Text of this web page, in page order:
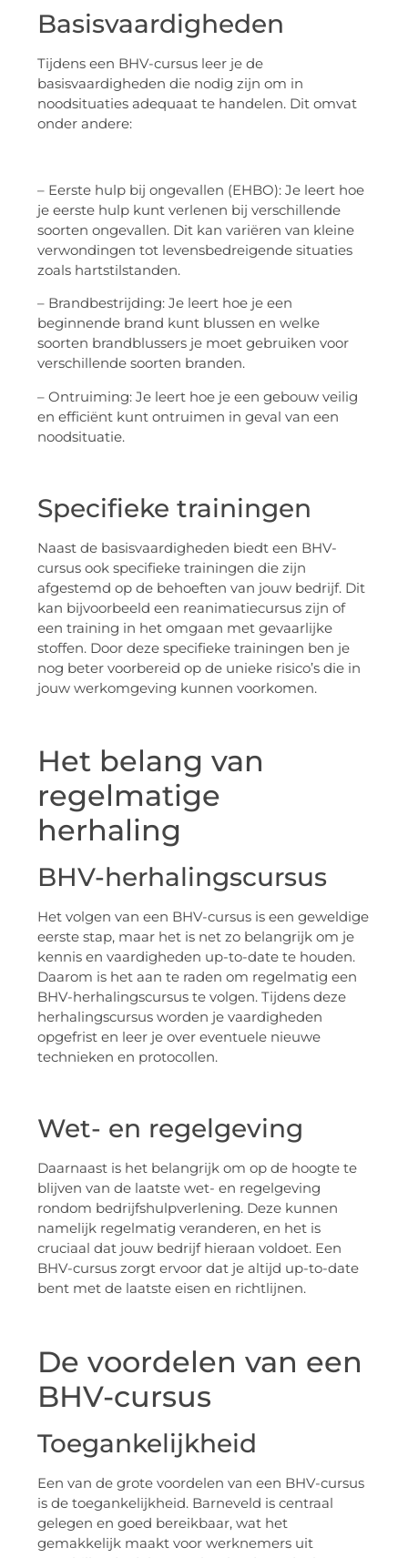
Basisvaardigheden
Tijdens een BHV-cursus leer je de
basisvaardigheden die nodig zijn om in
noodsituaties adequaat te handelen. Dit omvat
onder andere:
– Eerste hulp bij ongevallen (EHBO): Je leert hoe
je eerste hulp kunt verlenen bij verschillende
soorten ongevallen. Dit kan variëren van kleine
verwondingen tot levensbedreigende situaties
zoals hartstilstanden.
– Brandbestrijding: Je leert hoe je een
beginnende brand kunt blussen en welke
soorten brandblussers je moet gebruiken voor
verschillende soorten branden.
– Ontruiming: Je leert hoe je een gebouw veilig
en efficiënt kunt ontruimen in geval van een
noodsituatie.
Specifieke trainingen
Naast de basisvaardigheden biedt een BHV-
cursus ook specifieke trainingen die zijn
afgestemd op de behoeften van jouw bedrijf. Dit
kan bijvoorbeeld een reanimatiecursus zijn of
een training in het omgaan met gevaarlijke
stoffen. Door deze specifieke trainingen ben je
nog beter voorbereid op de unieke risico’s die in
jouw werkomgeving kunnen voorkomen.
Het belang van
regelmatige
herhaling
BHV-herhalingscursus
Het volgen van een BHV-cursus is een geweldige
eerste stap, maar het is net zo belangrijk om je
kennis en vaardigheden up-to-date te houden.
Daarom is het aan te raden om regelmatig een
BHV-herhalingscursus te volgen. Tijdens deze
herhalingscursus worden je vaardigheden
opgefrist en leer je over eventuele nieuwe
technieken en protocollen.
Wet- en regelgeving
Daarnaast is het belangrijk om op de hoogte te
blijven van de laatste wet- en regelgeving
rondom bedrijfshulpverlening. Deze kunnen
namelijk regelmatig veranderen, en het is
cruciaal dat jouw bedrijf hieraan voldoet. Een
BHV-cursus zorgt ervoor dat je altijd up-to-date
bent met de laatste eisen en richtlijnen.
De voordelen van een
BHV-cursus
Toegankelijkheid
Een van de grote voordelen van een BHV-cursus
is de toegankelijkheid. Barneveld is centraal
gelegen en goed bereikbaar, wat het
gemakkelijk maakt voor werknemers uit